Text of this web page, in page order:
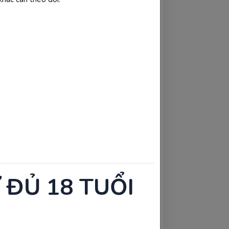
ĐỦ 18 TUỔI